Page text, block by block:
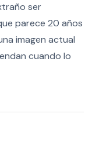
ser
parece 20 años
imagen actual
cuando lo